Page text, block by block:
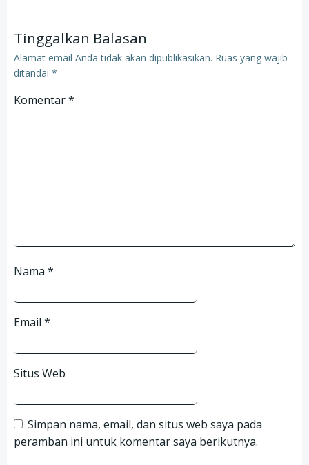
Tinggalkan Balasan
Alamat email Anda tidak akan dipublikasikan. Ruas yang wajib
ditandai *
Komentar*
Nama *
Email *
Situs Web
Simpan nama, email, dan situs web saya pada
peramban ini untuk komentar saya berikutnya.